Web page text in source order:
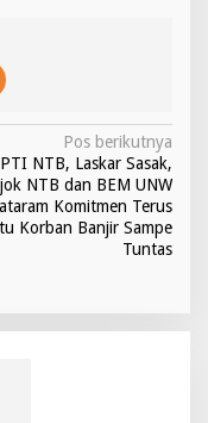
Pos berikutnya
NTB, Laskar Sasak,
NTB dan BEM UNW
Komitmen Terus
Korban Banjir Sampe
Tuntas